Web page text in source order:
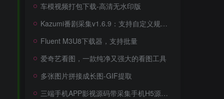
车模视频打包下载-高清无水印版
Kazumi番剧采集v1.6.9：支持自定义规则+在线观看+弹幕，跨平台下载
Fluent M3U8下载器，支持批量
爱奇艺看图，一款纯净又强大的看图工具
多张图片拼接成长图-GIF提取
三端手机APP影视源码带采集手机H5源码带VIP卡密功能